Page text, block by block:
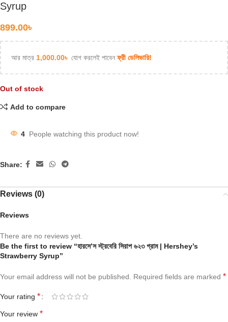
Syrup
899.00৳
আর মাত্র 1,000.00৳ যোগ করলেই পাবেনফ্রী ডেলিভারি!
Out of stock
Add to compare
4 People watching this product now!
Share:
Reviews (0)
Reviews
There are no reviews yet.
Be the first to review “হারসে’স স্ট্রবেরি সিরাপ ৬২৩ গ্রাম | Hershey’s
Strawberry Syrup”
Your email address will not be published. Required fields are marked *
Your rating *
Your review *